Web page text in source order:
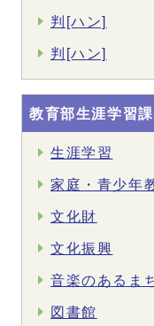
判[ハン]
判[ハン]
教育部生涯学習
生涯学習
家庭・青少年
文化財
文化振興
音楽のあるま
図書館